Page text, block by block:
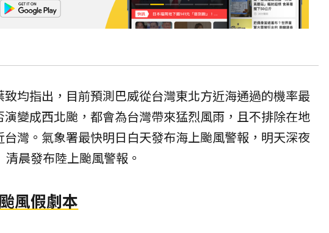
致均指出，目前預測巴威從台灣東北方近海通過的機率最
演變成西北颱，都會為台灣帶來猛烈風雨，且不排除在地
台灣。氣象署最快明日白天發布海上颱風警報，明天深夜
晨發布陸上颱風警報。
風假劇本